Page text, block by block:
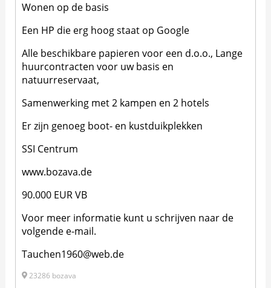
Wonen op de basis
Een HP die erg hoog staat op Google
Alle beschikbare papieren voor een d.o.o., Lange
huurcontracten voor uw basis en
natuurreservaat,
Samenwerking met 2 kampen en 2 hotels
Er zijn genoeg boot- en kustduikplekken
SSI Centrum
www.bozava.de
90.000 EUR VB
Voor meer informatie kunt u schrijven naar de
volgende e-mail.
Tauchen1960@web.de
23286 bozava